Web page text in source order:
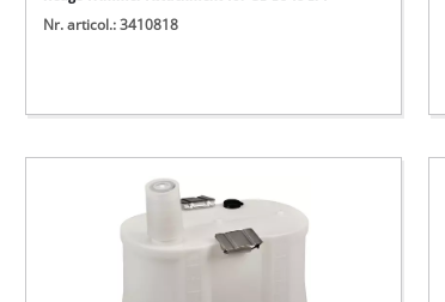
Nr. articol.: 3410818